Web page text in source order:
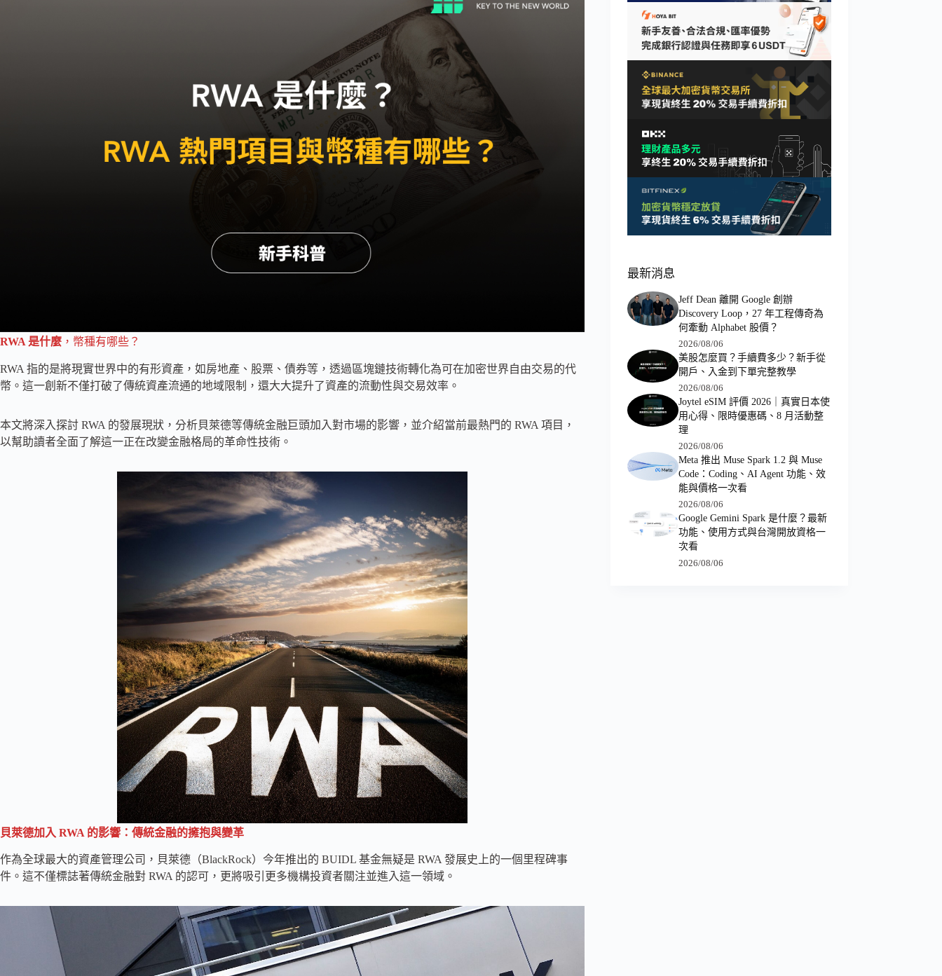
RWA 是什麼 ，幣種有哪些？
RWA 指的是將現實世界中的有形資產，如房地產、股票、債券等，透過區塊鏈技術轉化為可在加密世界自由交易的代
幣。這一創新不僅打破了傳統資產流通的地域限制，還大大提升了資產的流動性與交易效率。
本文將深入探討 RWA 的發展現狀，分析貝萊德等傳統金融巨頭加入對市場的影響，並介紹當前最熱門的 RWA 項目，
以幫助讀者全面了解這一正在改變金融格局的革命性技術。
貝萊德加入 RWA 的影響：傳統金融的擁抱與變革
作為全球最大的資產管理公司，貝萊德（BlackRock）今年推出的 BUIDL 基金無疑是 RWA 發展史上的一個里程碑事
件。這不僅標誌著傳統金融對 RWA 的認可，更將吸引更多機構投資者關注並進入這一領域。
最新消息
Jeff Dean 離開 Google 創辦
Discovery Loop，27 年工程傳奇為
何牽動 Alphabet 股價？
2026/08/06
美股怎麼買？手續費多少？新手從
開戶、入金到下單完整教學
2026/08/06
Joytel eSIM 評價 2026｜真實日本使
用心得、限時優惠碼、8 月活動整
理
2026/08/06
Meta 推出 Muse Spark 1.2 與 Muse
Code：Coding、AI Agent 功能、效
能與價格一次看
2026/08/06
Google Gemini Spark 是什麼？最新
功能、使用方式與台灣開放資格一
次看
2026/08/06